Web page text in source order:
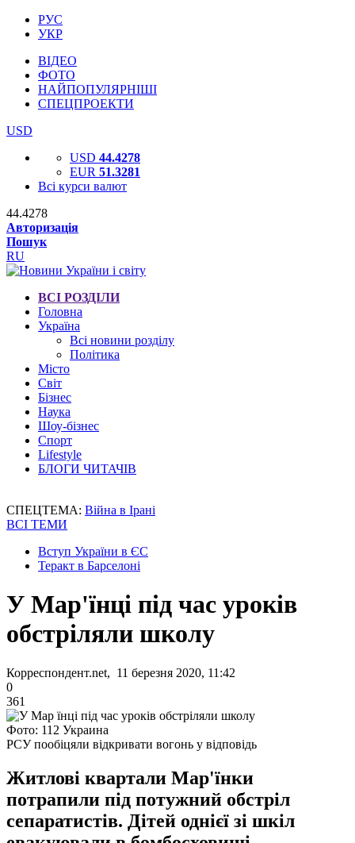
РУС
УКР
ВІДЕО
ФОТО
НАЙПОПУЛЯРНІШІ
СПЕЦПРОЕКТИ
USD
USD 44.4278
EUR 51.3281
Всі курси валют
44.4278
Авторизація
Пошук
RU
ВСІ РОЗДІЛИ
Головна
Україна
Всі новини розділу
Політика
Місто
Світ
Бізнес
Наука
Шоу-бізнес
Спорт
Lifestyle
БЛОГИ ЧИТАЧІВ
СПЕЦТЕМА: Війна в Ірані
ВСІ ТЕМИ
Вступ України в ЄС
Теракт в Барселоні
У Мар'їнці під час уроків
обстріляли школу
Корреспондент.net, 11 березня 2020, 11:42
0
361
Фото: 112 Украина
PСУ пообіцяли відкривати вогонь у відповідь
Житлові квартали Мар'їнки
потрапили під потужний обстріл
сепаратистів. Дітей однієї зі шкіл